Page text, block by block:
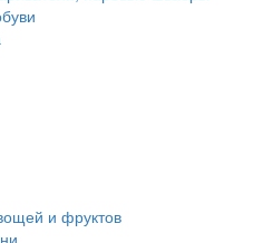
и фруктов